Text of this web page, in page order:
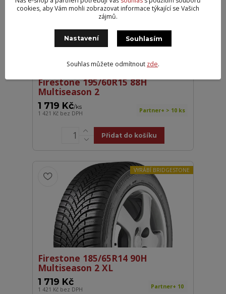
Firestone 195/60R15 88H
Multiseason 2
1 719 Kč/ks
1 421 Kč bez DPH Partner+ > 10 ks
Přidat do košíku
VYRÁBÍ BRIDGESTONE
Firestone 185/65R14 90H
Multiseason 2 XL
1 719 Kč
1 421 Kč bez DPH Partner+ 10
cookies, aby Vám mohli zobrazovat informace týkající se Vašich
zájmů.
Nastavení Souhlasím
Souhlas můžete odmítnout zde.